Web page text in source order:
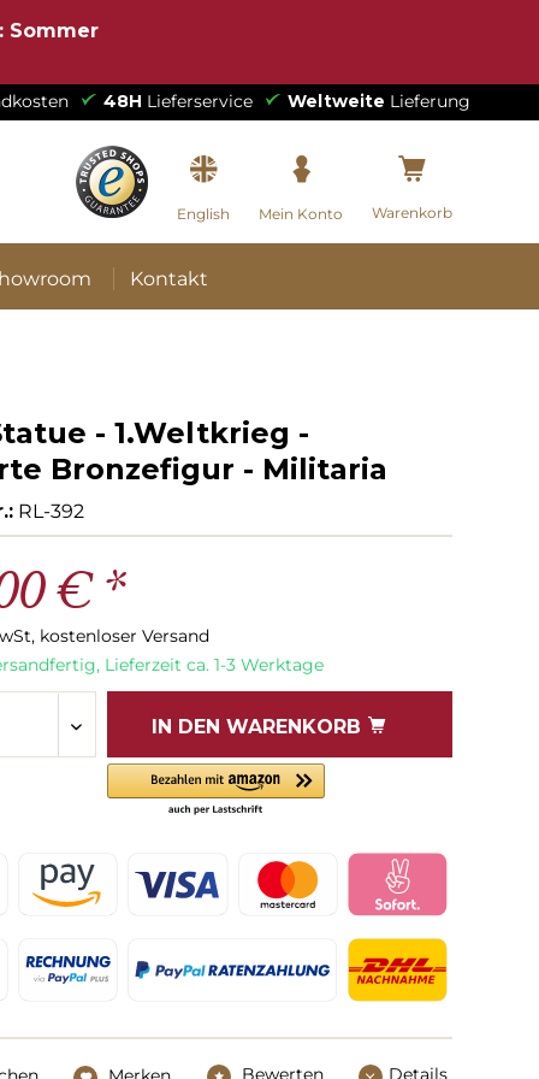
Sommer
48H Lieferservice Weltweite Lieferung
English Mein Konto Warenkorb
Kontakt
- 1.Weltkrieg -
Bronzefigur - Militaria
RL-392
€ *
kostenloser Versand
Lieferzeit ca. 1-3 Werktage
IN DEN WARENKORB
Bewerten Details